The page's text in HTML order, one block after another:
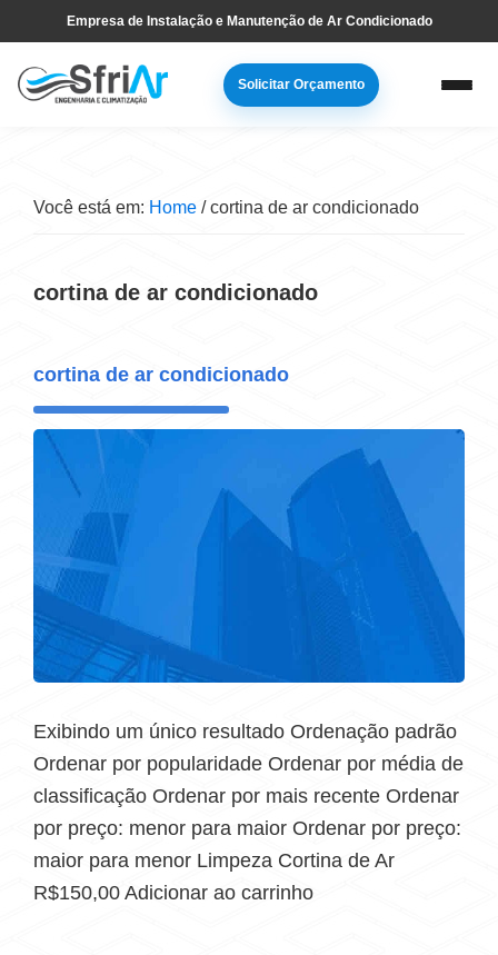
para
navegação
to
main
Empresa de Instalação e Manutenção de Ar Condicionado
Solicitar Orçamento
Você está em: Home /cortina de ar condicionado
cortina de ar condicionado
cortina de ar condicionado
Exibindo um único resultado Ordenação padrão
Ordenar por popularidade Ordenar por média de
classificação Ordenar por mais recente Ordenar
por preço: menor para maior Ordenar por preço:
maior para menor Limpeza Cortina de Ar
R$150,00 Adicionar ao carrinho